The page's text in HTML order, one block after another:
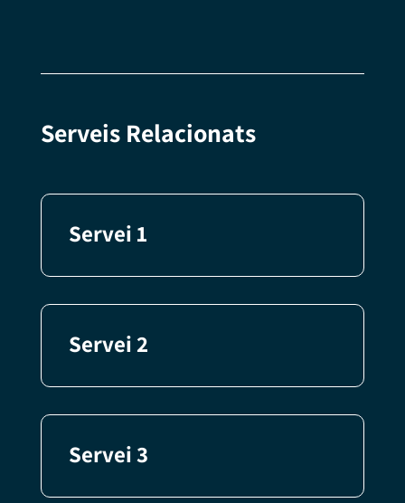
Serveis Relacionats
Servei 1
Servei 2
Servei 3